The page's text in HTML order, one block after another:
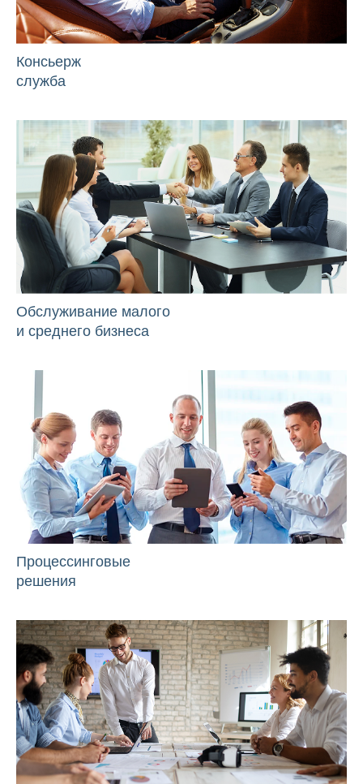
Консьерж
служба
Обслуживание малого
и среднего бизнеса
Процессинговые
решения